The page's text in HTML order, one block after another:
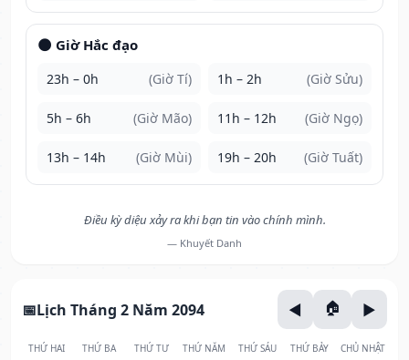
🌑 Giờ Hắc đạo
23h – 0h (Giờ Tí) 1h – 2h (Giờ Sửu)
5h – 6h (Giờ Mão) 11h – 12h (Giờ Ngọ)
13h – 14h (Giờ Mùi) 19h – 20h (Giờ Tuất)
Điều kỳ diệu xảy ra khi bạn tin vào chính mình.
— Khuyết Danh
Lịch Tháng 2 Năm 2094
THỨ HAI THỨ BA THỨ TƯ THỨ NĂM THỨ SÁU THỨ BẢY CHỦ NHẬT